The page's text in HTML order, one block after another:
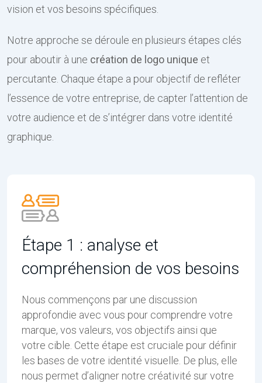
vision et vos besoins spécifiques.
Notre approche se déroule en plusieurs étapes clés
pour aboutir à une création de logo unique et
percutante. Chaque étape a pour objectif de refléter
l’essence de votre entreprise, de capter l’attention de
votre audience et de s’intégrer dans votre identité
graphique.
Étape 1 : analyse et
compréhension de vos besoins
Nous commençons par une discussion
approfondie avec vous pour comprendre votre
marque, vos valeurs, vos objectifs ainsi que
votre cible. Cette étape est cruciale pour définir
les bases de votre identité visuelle. De plus, elle
nous permet d’aligner notre créativité sur votre